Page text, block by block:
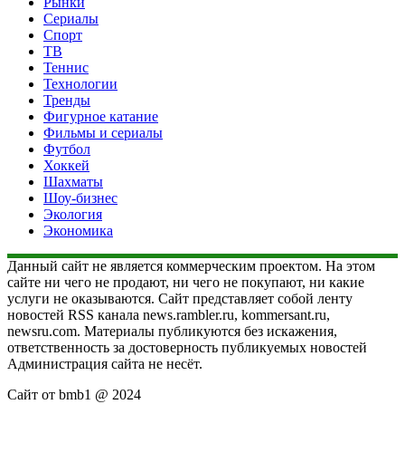
Сериалы
Спорт
ТВ
Теннис
Технологии
Тренды
Фигурное катание
Фильмы и сериалы
Футбол
Хоккей
Шахматы
Шоу-бизнес
Экология
Экономика
Данный сайт не является коммерческим проектом. На этом
сайте ни чего не продают, ни чего не покупают, ни какие
услуги не оказываются. Сайт представляет собой ленту
новостей RSS канала news.rambler.ru, kommersant.ru,
newsru.com. Материалы публикуются без искажения,
ответственность за достоверность публикуемых новостей
Администрация сайта не несёт.
Сайт от bmb1 @ 2024